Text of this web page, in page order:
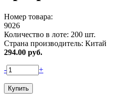
Номер товара:
9026
Количество в лоте: 200 шт.
Страна производитель: Китай
294.00 руб.
- +